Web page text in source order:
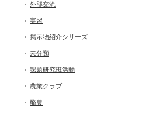
外部交流
実習
掲示物紹介シリーズ
未分類
課題研究班活動
農業クラブ
酪農